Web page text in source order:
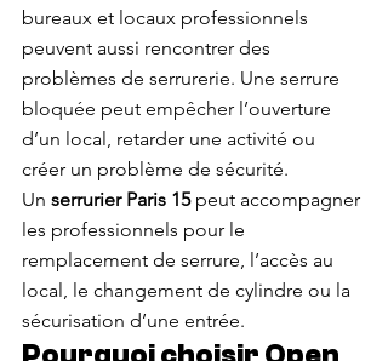
bureaux et locaux professionnels
peuvent aussi rencontrer des
problèmes de serrurerie. Une serrure
bloquée peut empêcher l’ouverture
d’un local, retarder une activité ou
créer un problème de sécurité.
Un serrurier Paris 15 peut accompagner
les professionnels pour le
remplacement de serrure, l’accès au
local, le changement de cylindre ou la
sécurisation d’une entrée.